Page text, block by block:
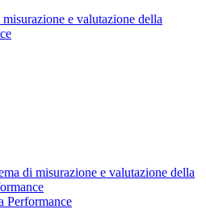
misurazione e valutazione della
di misurazione e valutazione della
Performance